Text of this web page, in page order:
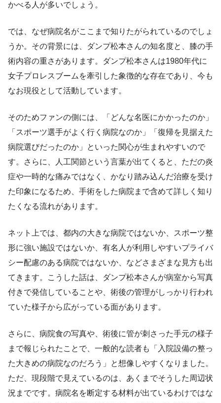
かべる人が多いでしょう。
では、なぜ病院名がここまで知りたがられているのでしょ
うか。その背景には、ダンプ松本さんの知名度と、膝の手
術内容の重さがあります。ダンプ松本さんは1980年代に
女子プロレスブームを牽引した象徴的な存在であり、今も
なお現役として活動しています。
そのためファンの側には、「どんな名医にかかったのか」
「スポーツ選手がよく行く病院なのか」「復帰を見据えた
病院選びだったのか」といった関心が生まれやすいので
す。さらに、人工関節という言葉が出てくると、ただの炎
症や一時的な痛みではなく、かなり踏み込んだ治療を受け
た印象になるため、手術をした病院まで含めて詳しく知り
たくなる流れがあります。
ネット上では、都内の大きな病院ではないか、スポーツ整
形に強い施設ではないか、有名人が利用しやすいプライバ
シー配慮のある病院ではないか、などさまざまな見方も出
てきます。こうした話は、ダンプ松本さんが病室から写真
付きで発信していることや、術後の管理がしっかり行われ
ていた様子から広がっている面があります。
さらに、病院食の写真や、術後に管が刺さった手元の様子
まで報じられたことで、一般的な読者も「入院設備の整っ
た大きめの病院なのだろう」と想像しやすくなりました。
ただ、現段階で見えているのは、あくまでそうした周辺状
況までです。病院名を断定する材料が出ているわけではな